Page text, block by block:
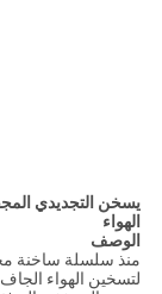
يسخن التجديدي
الهواء
الوصف
منذ سلسلة ساخنة
لتسخين الهواء